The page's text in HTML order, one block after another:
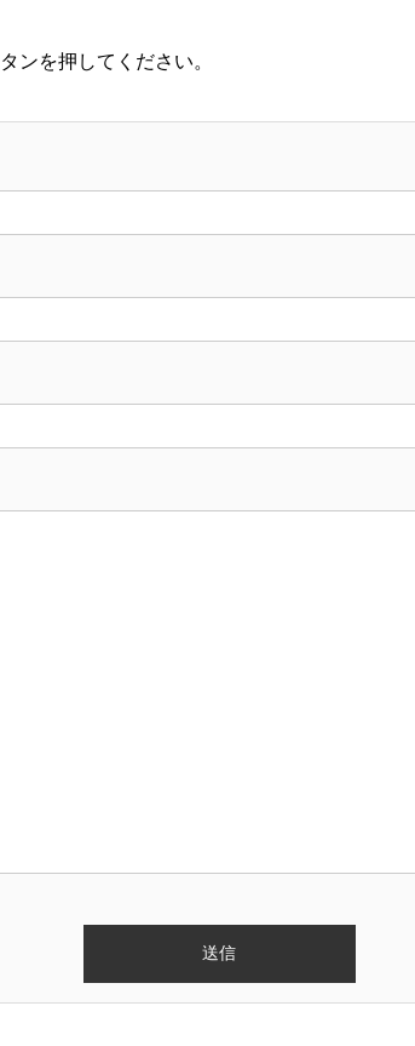
ンを押してください。